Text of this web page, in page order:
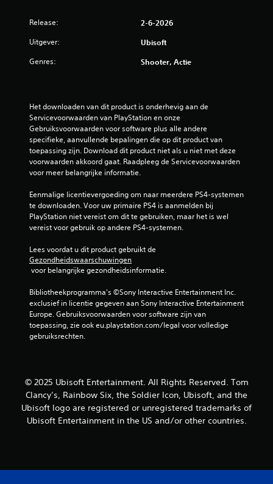
Release: 2-6-2026
Uitgever: Ubisoft
Genres: Shooter, Actie
Het downloaden van dit product is onderhevig aan de
Servicevoorwaarden van PlayStation en onze
Gebruiksvoorwaarden voor software plus alle andere
specifieke, aanvullende bepalingen die op dit product van
toepassing zijn. Download dit product niet als u niet met deze
voorwaarden akkoord gaat. Raadpleeg de Servicevoorwaarden
voor meer belangrijke informatie.
Eenmalige licentievergoeding om naar meerdere PS4-systemen
te downloaden. Voor uw primaire PS4 is aanmelden bij
PlayStation niet vereist om dit te gebruiken, maar het is wel
vereist voor gebruik op andere PS4-systemen.
Lees voordat u dit product gebruikt de
Gezondheidswaarschuwingen
voor belangrijke gezondheidsinformatie.
Bibliotheekprogramma's ©Sony Interactive Entertainment Inc.
exclusief in licentie gegeven aan Sony Interactive Entertainment
Europe. Gebruiksvoorwaarden voor software zijn van
toepassing, zie ook eu.playstation.com/legal voor volledige
gebruiksrechten.
© 2025 Ubisoft Entertainment. All Rights Reserved. Tom
Clancy’s, Rainbow Six, the Soldier Icon, Ubisoft, and the
Ubisoft logo are registered or unregistered trademarks of
Ubisoft Entertainment in the US and/or other countries.